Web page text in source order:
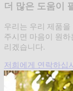
더 많은 도움이
우리는 우리 제품
주시면 마음이 원
리겠습니다.
저희에게 연락하십